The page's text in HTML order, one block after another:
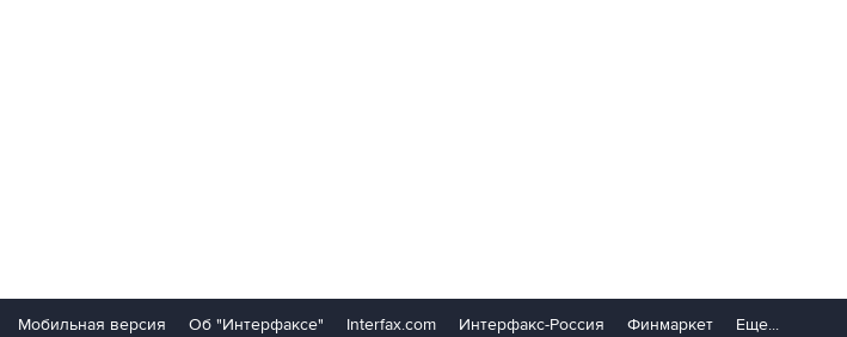
Мобильная версия Об "Интерфаксе" Interfax.com Интерфакс-Россия Финмаркет Еще...